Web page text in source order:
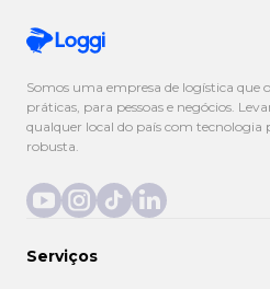
Somos uma empresa de logística que
práticas, para pessoas e negócios.
qualquer local do país com
robusta.
Serviços